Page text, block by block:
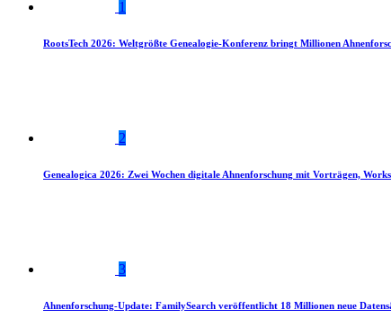
1
RootsTech 2026: Weltgrößte Genealogie-Konferenz bringt Millionen
2
Genealogica 2026: Zwei Wochen digitale Ahnenforschung mit Vorträgen,
3
Ahnenforschung-Update: FamilySearch veröffentlicht 18 Millionen neue